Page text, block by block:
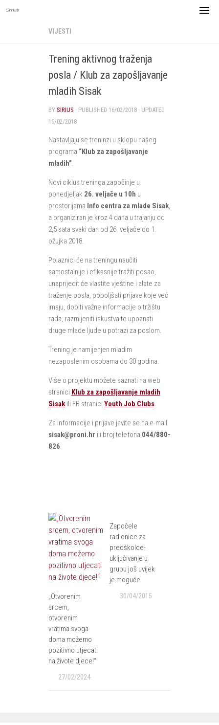
VIJESTI
Trening aktivnog traženja
posla / Klub za zapošljavanje
mladih Sisak
BY SIRIUS · PUBLISHED 16/02/2018· UPDATED
16/02/2018
Nastavljaju se treninzi u sklopu našeg
programa “Klub za zapošljavanje
mladih”.
Novi ciklus treninga započinje u
ponedjeljak 26. veljače u 10h u
prostorijama Info centra za mlade Sisak,
a organiziran je kroz 4 dana u trajanju od
2,5 sata svaki dan od 26. veljače do 1.
ožujka 2018.
Polaznici će na treningu naučiti
samostalnije i efikasnije tražiti posao,
unaprijedit će vlastite vještine i alate za
traženje posla, poboljšati prijave koje već
imaju, dobiti važne informacije o tržištu
rada, razmijeniti iskustva te upoznati
druge mlade ljude u potrazi za poslom.
Trening je namijenjen mladim
nezaposlenim osobama do 30 godina.
Više o projektu možete saznati na web
stranici Klub za zapošljavanje mladih
Sisakili FB stranici Youth Job Clubs.
Za informacije i prijave javite se na e-mail
sisak@proni.hr ili broj telefona 044/880-
826.
„Otvorenim
srcem,
otvorenim
vratima svoga
doma možemo
pozitivno utjecati
na živote djece!“
27/02/2024
Započele
radionice za
predškolce-
uključivanje u
grupu još uvijek
je moguće
30/04/2015